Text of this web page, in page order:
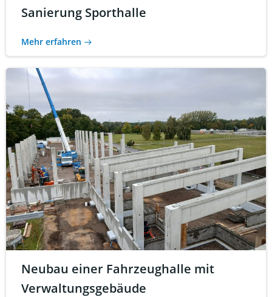
Sanierung Sporthalle
Mehr erfahren
Neubau einer Fahrzeughalle mit
Verwaltungsgebäude